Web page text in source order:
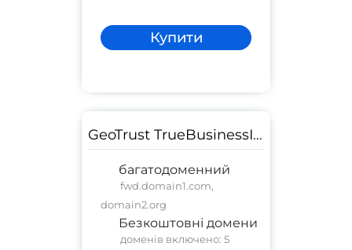
Купити
GeoTrust TrueBusinessID EV Multi-Domain
багатодоменний
fwd.domain1.com,
domain2.org
Безкоштовні домени
доменів включено: 5